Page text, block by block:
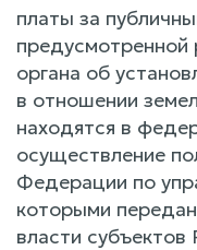
платы за
предусмотренной
органа об
в отношении
находятся в
осуществление
Федерации по
которыми
власти